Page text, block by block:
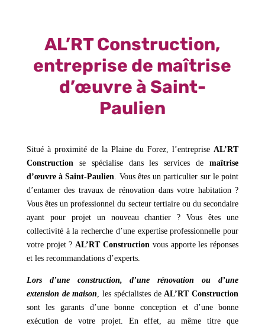
AL’RT Construction,
entreprise de maîtrise
d’œuvre à Saint-
Paulien
Situé à proximité de la Plaine du Forez, l’entreprise AL’RT
Construction se spécialise dans les services demaîtrise
d’œuvre à Saint-Paulien . Vous êtes un particulier sur le point
d’entamer des travaux de rénovation dans votre habitation ?
Vous êtes un professionnel du secteur tertiaire ou du secondaire
ayant pour projet un nouveau chantier ? Vous êtes une
collectivité à la recherche d’une expertise professionnelle pour
votre projet ? AL’RT Construction vous apporte les réponses
et les recommandations d’experts.
Lors d’une construction, d’une rénovation ou d’une
extension de maison , les spécialistes de AL’RT Construction
sont les garants d’une bonne conception et d’une bonne
exécution de votre projet. En effet, au même titre que